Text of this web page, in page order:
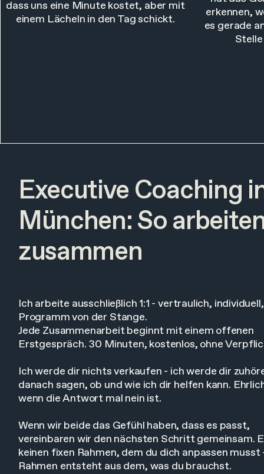
dass uns eine Minute kostet, aber mit
einem Lächeln in den Tag schickt.
erkennen,
es gerade
Executive Coaching
München: So
zusammen
Ich arbeite ausschließlich 1:1 - vertraulich,
Programm von der Stange.
Jede Zusammenarbeit beginnt mit einem offenen
Erstgespräch. 30 Minuten, kostenlos, ohne
Ich werde dir nichts verkaufen - ich werde dir
danach sagen, ob und wie ich dir helfen kann.
wenn die Antwort mal nein ist.
Wenn wir beide das Gefühl haben, dass es passt,
vereinbaren wir den nächsten Schritt gemeinsam.
keinen fixen Rahmen, dem du dich anpassen musst
Rahmen entsteht aus dem, was du brauchst.